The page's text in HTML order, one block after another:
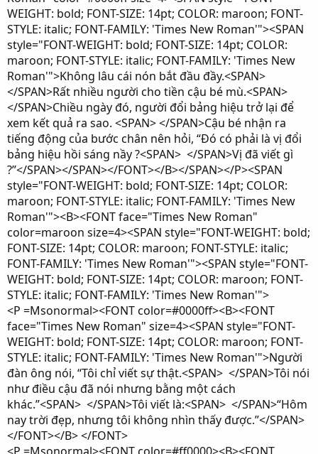
WEIGHT: bold; FONT-SIZE: 14pt; COLOR: maroon; FONT-
STYLE: italic; FONT-FAMILY: 'Times New Roman'"><SPAN
style="FONT-WEIGHT: bold; FONT-SIZE: 14pt; COLOR:
maroon; FONT-STYLE: italic; FONT-FAMILY: 'Times New
Roman'">Không lâu cái nón bắt đầu đầy.<SPAN>
</SPAN>Rất nhiều người cho tiền cậu bé mù.<SPAN>
</SPAN>Chiều ngày đó, người đổi bảng hiệu trở lại để
xem kết quả ra sao. <SPAN> </SPAN>Cậu bé nhận ra
tiếng động của bước chân nên hỏi, “Đó có phải là vị đổi
bảng hiệu hồi sáng nầy ?<SPAN> </SPAN>Vị đã viết gì
?”</SPAN></SPAN></FONT></B></SPAN></P><SPAN
style="FONT-WEIGHT: bold; FONT-SIZE: 14pt; COLOR:
maroon; FONT-STYLE: italic; FONT-FAMILY: 'Times New
Roman'"><B><FONT face="Times New Roman"
color=maroon size=4><SPAN style="FONT-WEIGHT: bold;
FONT-SIZE: 14pt; COLOR: maroon; FONT-STYLE: italic;
FONT-FAMILY: 'Times New Roman'"><SPAN style="FONT-
WEIGHT: bold; FONT-SIZE: 14pt; COLOR: maroon; FONT-
STYLE: italic; FONT-FAMILY: 'Times New Roman'">
<P =Msonormal><FONT color=#0000ff><B><FONT
face="Times New Roman" size=4><SPAN style="FONT-
WEIGHT: bold; FONT-SIZE: 14pt; COLOR: maroon; FONT-
STYLE: italic; FONT-FAMILY: 'Times New Roman'">Người
đàn ông nói, “Tôi chỉ viết sự thật.<SPAN> </SPAN>Tôi nói
như điều cậu đã nói nhưng bằng một cách
khác.”<SPAN> </SPAN>Tôi viết là:<SPAN> </SPAN>“Hôm
nay trời đẹp, nhưng tôi không nhìn thấy được.”</SPAN>
</FONT></B> </FONT>